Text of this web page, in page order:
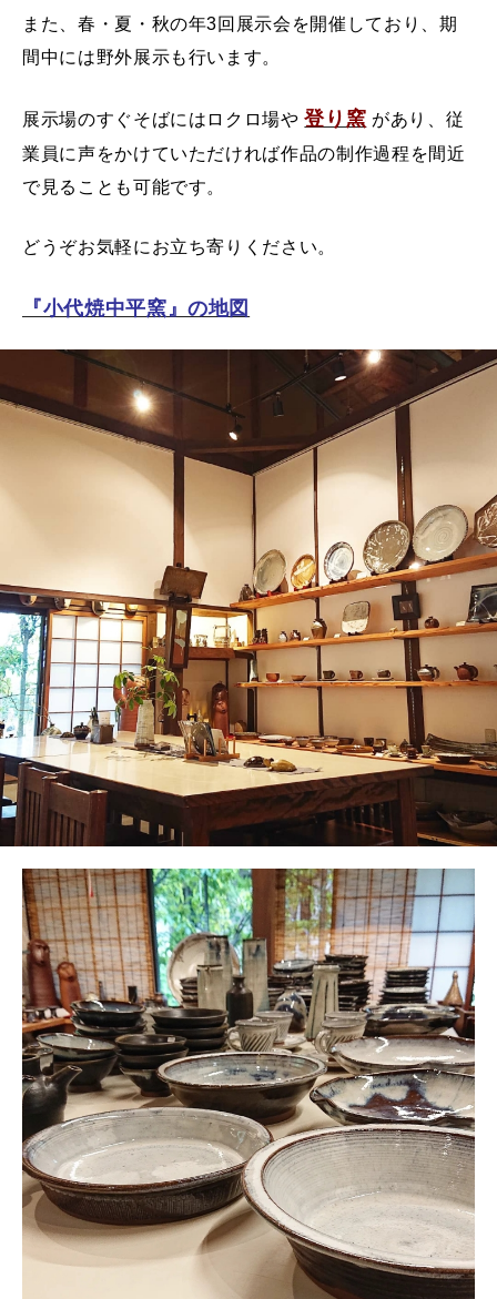
中平窯ギャラリー
登り窯
中平窯周辺の観光スポット
展示会情報
工房見学
ギフト・贈答品
よくある質問
お客様の声
リンク・参考資料
プロフィール
地図・アクセス方法
また、春・夏・秋の年3回展示会を開催しており、期
間中には野外展示も行います。
展示場のすぐそばにはロクロ場や 登り窯 があり、従
業員に声をかけていただければ作品の制作過程を間近
で見ることも可能です。
どうぞお気軽にお立ち寄りください。
『小代焼中平窯』の地図